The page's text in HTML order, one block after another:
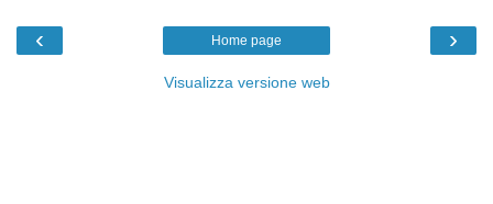
‹ ›
Home page
Visualizza versione web